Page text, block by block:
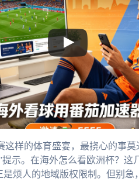
样的体育盛宴，最挠心的事
示。在海外怎么看欧洲杯？这
烦人的地域版权限制。但别